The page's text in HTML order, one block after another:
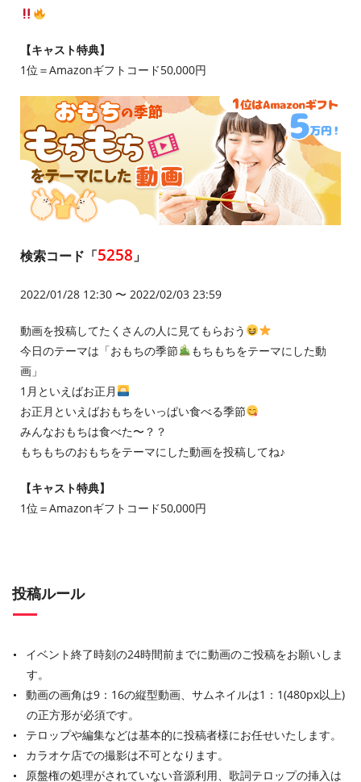
【キャスト特典】
1位＝Amazonギフトコード50,000円
検索コード「5258 」
2022/01/28 12:30 〜 2022/02/03 23:59
動画を投稿してたくさんの人に見てもらおう
今日のテーマは「おもちの季節
もちもちをテーマにした動
画」
1月といえばお正月
お正月といえばおもちをいっぱい食べる季節
みんなおもちは食べた〜？？
もちもちのおもちをテーマにした動画を投稿してね♪
【キャスト特典】
1位＝Amazonギフトコード50,000円
投稿ルール
イベント終了時刻の24時間前までに動画のご投稿をお願いしま
す。
動画の画角は9：16の縦型動画、サムネイルは1：1(480px以上)
の正方形が必須です。
テロップや編集などは基本的に投稿者様にお任せいたします。
カラオケ店での撮影は不可となります。
原盤権の処理がされていない音源利用、歌詞テロップの挿入は